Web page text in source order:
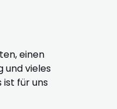
einen
und vieles
ist für uns